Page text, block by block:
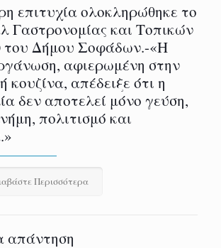
επιτυχία ολοκληρώθηκε το
Γαστρονομίας και Τοπικών
του Δήμου Σοφάδων.-«Η
αφιερωμένη στην
κουζίνα, απέδειξε ότι η
δεν αποτελεί μόνο γεύση,
πολιτισμό και
Περισσότερα
απάντηση